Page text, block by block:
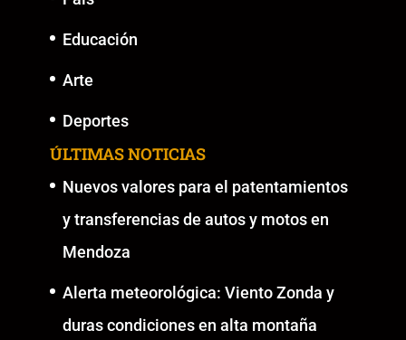
Educación
Arte
Deportes
ÚLTIMAS NOTICIAS
Nuevos valores para el patentamientos
y transferencias de autos y motos en
Mendoza
Alerta meteorológica: Viento Zonda y
duras condiciones en alta montaña